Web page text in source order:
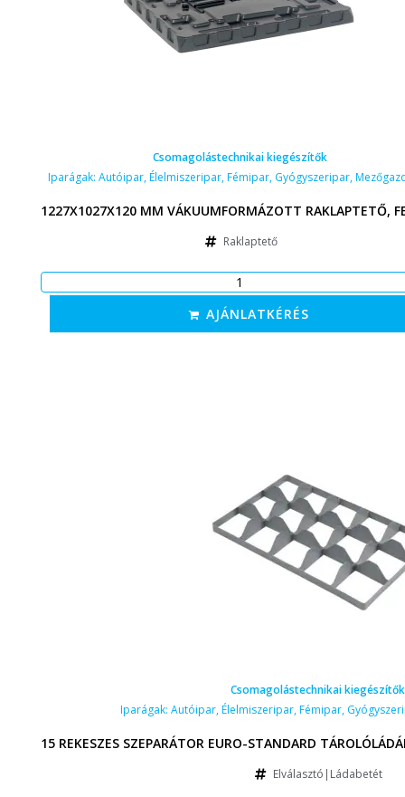
Csomagolástechnikai kiegészítők
Iparágak: Autóipar,Élelmiszeripar,Fémipar, Gyógyszeripar,
1227X1027X120 MM VÁKUUMFORMÁZOTT RAKLAPTETŐ,
Raklaptető
AJÁNLATKÉRÉS
Csomagolástechnikai kiegészítők
Iparágak: Autóipar,Élelmiszeripar,Fémipar,
15 REKESZES SZEPARÁTOR EURO-STANDARD
Elválasztó|Ládabetét